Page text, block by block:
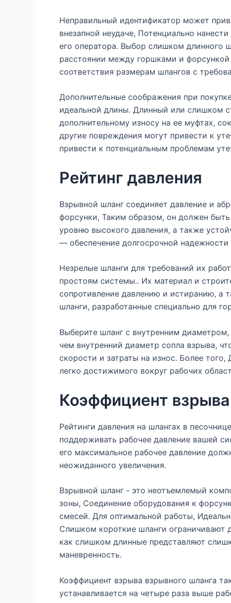
Неправильный идентификатор может
внезапной неудаче, Потенциально
его оператора. Выбор слишком длинного
расстоянии между горшками и
соответствия размерам шлангов с
Дополнительные соображения при
идеальной длины. Длинный или слишком
дополнительному износу на ее муфтах,
другие повреждения могут привести к
привести к потенциальным проблемам
Рейтинг давления
Взрывной шланг соединяет давление и
форсунки, Таким образом, он должен
уровню высокого давления, а также
— обеспечение долгосрочной надежности
Незрелые шланги для требований их
простоям системы.. Их материал и
сопротивление давлению и истиранию, а
шланги, разработанные специально для
Выберите шланг с внутренним
чем внутренний диаметр сопла взрыва,
скорости и затраты на износ. Более
легко достижимого вокруг рабочих
Коэффициент взрыва
Рейтинги давления на шлангах в
поддерживать рабочее давление вашей
его максимальное рабочее давление
неожиданного увеличения.
Взрывной шланг - это неотъемлемый
зоны, Соединение оборудования к
смесей. Для оптимальной работы,
Слишком короткие шланги ограничивают
как слишком длинные представляют
маневренность.
Коэффициент взрыва взрывного шланга
устанавливается на четыре раза выше